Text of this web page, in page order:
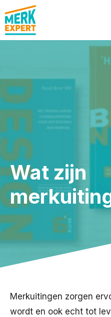
naar
de
Wat zijn
Merkuitingen zorgen
wordt en ook echt tot